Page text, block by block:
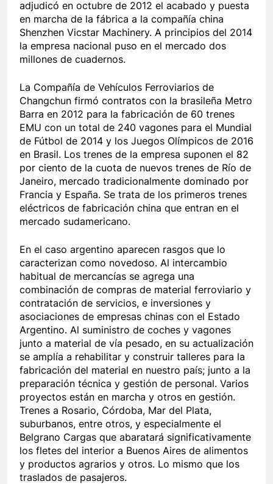
adjudicó en octubre de 2012 el acabado y puesta
en marcha de la fábrica a la compañía china
Shenzhen Vicstar Machinery. A principios del 2014
la empresa nacional puso en el mercado dos
millones de cuadernos.
La Compañía de Vehículos Ferroviarios de
Changchun firmó contratos con la brasileña Metro
Barra en 2012 para la fabricación de 60 trenes
EMU con un total de 240 vagones para el Mundial
de Fútbol de 2014 y los Juegos Olímpicos de 2016
en Brasil. Los trenes de la empresa suponen el 82
por ciento de la cuota de nuevos trenes de Río de
Janeiro, mercado tradicionalmente dominado por
Francia y España. Se trata de los primeros trenes
eléctricos de fabricación china que entran en el
mercado sudamericano.
En el caso argentino aparecen rasgos que lo
caracterizan como novedoso. Al intercambio
habitual de mercancías se agrega una
combinación de compras de material ferroviario y
contratación de servicios, e inversiones y
asociaciones de empresas chinas con el Estado
Argentino. Al suministro de coches y vagones
junto a material de vía pesado, en su actualización
se amplía a rehabilitar y construir talleres para la
fabricación del material en nuestro país; junto a la
preparación técnica y gestión de personal. Varios
proyectos están en marcha y otros en gestión.
Trenes a Rosario, Córdoba, Mar del Plata,
suburbanos, entre otros, y especialmente el
Belgrano Cargas que abaratará significativamente
los fletes del interior a Buenos Aires de alimentos
y productos agrarios y otros. Lo mismo que los
traslados de pasajeros.